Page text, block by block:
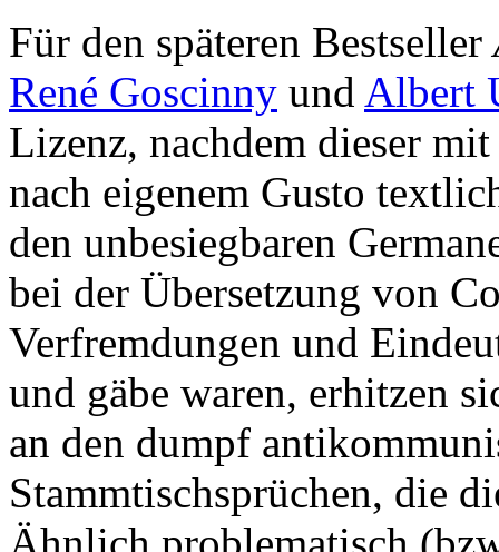
Für den späteren Bestseller
René Goscinny und Albert
Lizenz, nachdem dieser
nach eigenem Gusto
den unbesiegbaren
bei der Übersetzung von
Verfremdungen und
und gäbe waren, erhitzen
an den dumpf
Stammtischsprüchen, die